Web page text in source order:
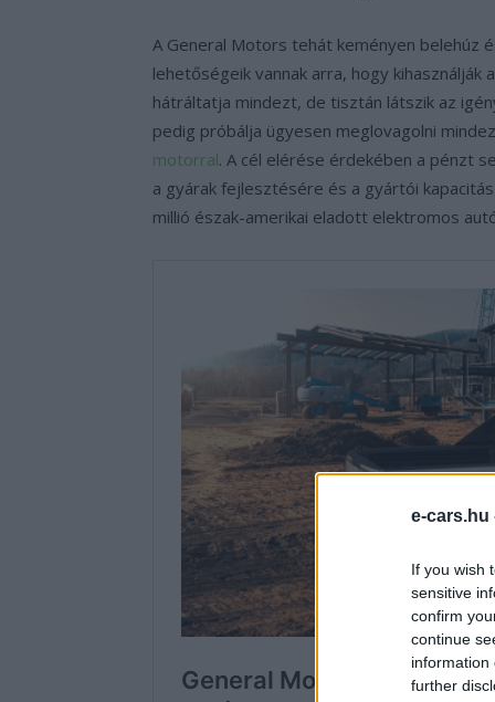
e-cars.hu
If you wish
sensitive
confirm
continue
information
further
A General Motors tehát keményen belehúz
lehetőségeik vannak arra, hogy
hátráltatja mindezt, de tisztán látszik az
pedig próbálja ügyesen meglovagolni
motorral. A cél elérése érdekében a pénzt
a gyárak fejlesztésére és a gyártói
millió észak-amerikai eladott elektromos